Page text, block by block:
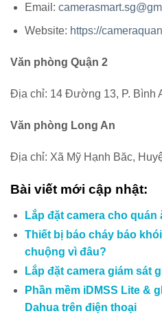
Email:
Website: https://
Văn phòng Quận 2
Địa chỉ: 14 Đường 13, P. Bình
Văn phòng Long An
Địa chỉ: Xã Mỹ Hạnh Băc,
Bài viết mới cập nhật:
Lắp đặt camera cho quán
Thiết bị báo cháy báo
chuộng vì đâu?
Lắp đặt camera giám sát
Phần mềm iDMSS Lite &
Dahua trên điện thoại